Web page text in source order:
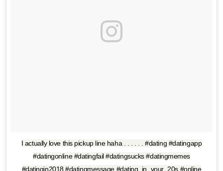
I actually love this pickup line haha . . . . . . #dating #datingapp
#datingonline #datingfail #datingsucks #datingmemes
#datingin2018 #datingmessage #dating_in_your_20s #online